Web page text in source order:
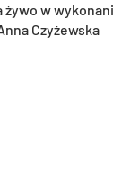
w
Czyżewska